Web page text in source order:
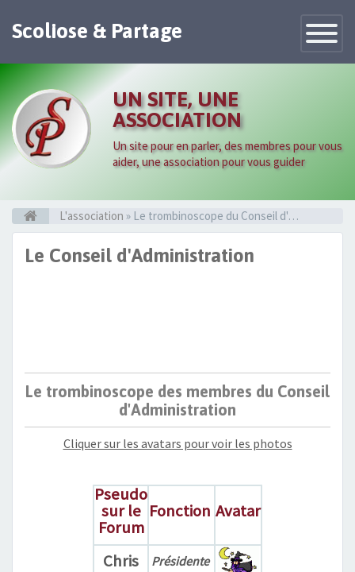
Toggle
Scoliose & Partage
UN SITE, UNE
ASSOCIATION
Un site pour en parler, des membres pour vous
aider, une association pour vous guider
L'association » Le trombinoscope du Conseil d'Administration
Le Conseil d'Administration
Le trombinoscope des membres du Conseil
d'Administration
Cliquer sur les avatars pour voir les photos
Pseudo
sur le
Forum
Fonction Avatar
Chris Présidente